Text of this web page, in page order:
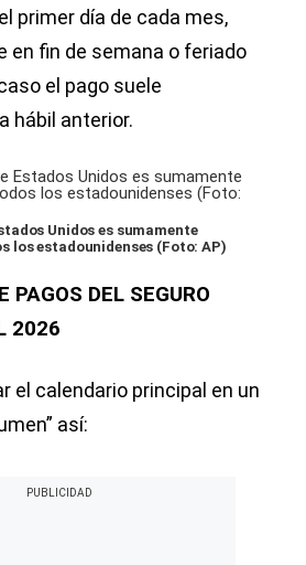
primer día de cada mes,
en fin de semana o feriado
el pago suele
hábil anterior.
Unidos es sumamente
los estadounidenses (Foto: AP)
PAGOS DEL SEGURO
2026
el calendario principal en un
así: